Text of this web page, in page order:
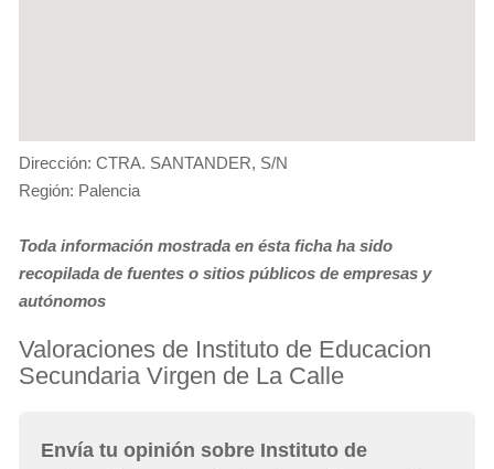
Dirección: CTRA. SANTANDER, S/N
Región: Palencia
Toda información mostrada en ésta ficha ha sido
recopilada de fuentes o sitios públicos de empresas y
autónomos
Valoraciones de Instituto de Educacion
Secundaria Virgen de La Calle
Envía tu opinión sobre Instituto de